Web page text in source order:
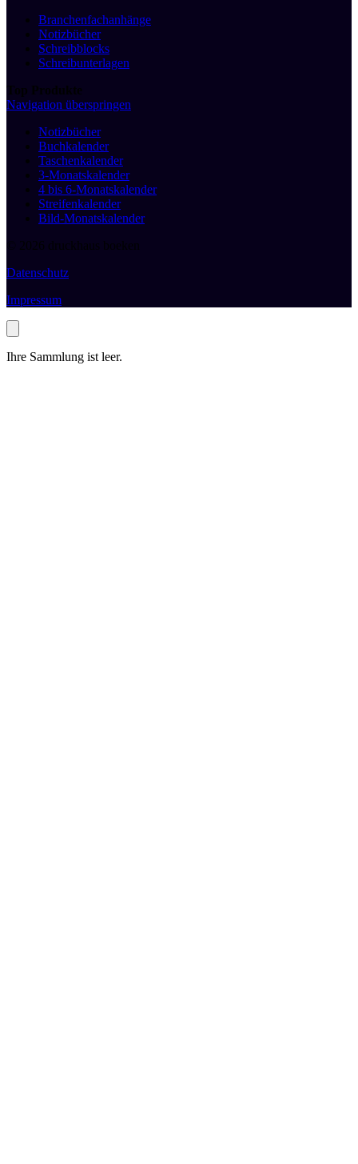
Branchenfachanhänge
Notizbücher
Schreibblocks
Schreibunterlagen
Top Produkte
Navigation überspringen
Notizbücher
Buchkalender
Taschenkalender
3-Monatskalender
4 bis 6-Monatskalender
Streifenkalender
Bild-Monatskalender
© 2026 druckhaus boeken
Datenschutz
Impressum
Ihre Sammlung ist leer.